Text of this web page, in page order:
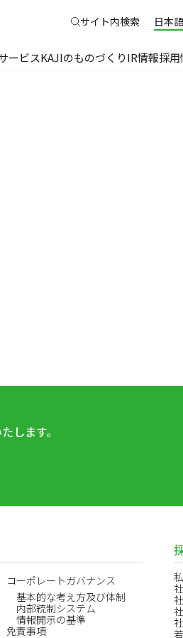
サイト内検索 日本
ービスKAJIのものづくりIR情報採用
します。
コーポレートガバナンス
基本的な考え方及び体制
内部統制システム
情報開示の基準
免責事項